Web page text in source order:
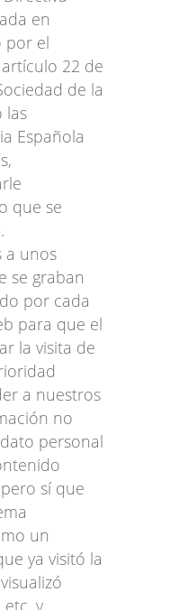
en
por el
22 de
de la
las
Española
que se
a unos
se graban
por cada
para que el
la visita de
a nuestros
no
personal
sí que
un
ya visitó la
y